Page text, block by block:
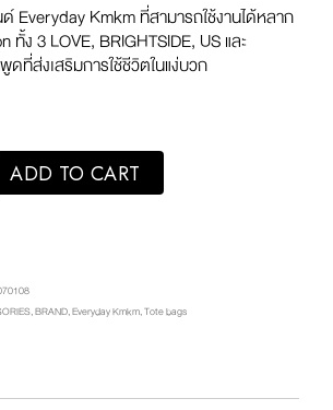
Everyday Kmkm ที่สามารถใช้งานได้หลาก
ง 3 LOVE, BRIGHTSIDE, US และ
ที่ส่งเสริมการใช้ชีวิตในแง่บวก
/ DNA LOVE / S quantity
ADD TO CART
,BRAND,Everyday Kmkm,Tote bags